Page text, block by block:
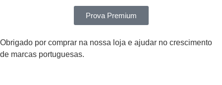
Prova Premium
Obrigado por comprar na nossa loja e ajudar no crescimento
de marcas portuguesas.